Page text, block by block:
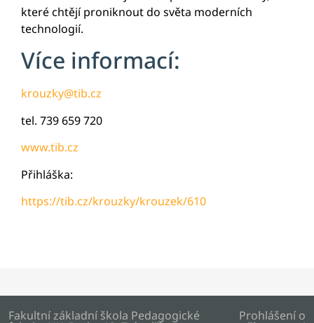
které chtějí proniknout do světa moderních
technologií.
Více informací:
krouzky@tib.cz
tel. 739 659 720
www.tib.cz
Přihláška:
https://tib.cz/krouzky/krouzek/610
Fakultní základní škola Pedagogické Prohlášení o